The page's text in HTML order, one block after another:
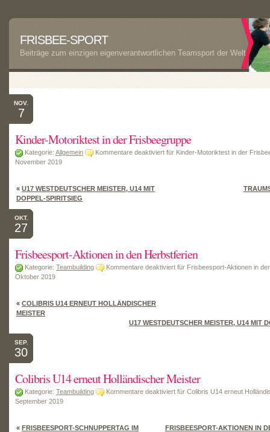
FRISBEE-SPORT
Beiträge zum einzigen eigenverantwortlichen Teamsport der Welt
NOV.
7
Kinder-Motoriktest in der Frisbeegruppe
Kategorie: Allgemein Kommentare deaktiviert für Kinder-Motoriktest in der
November 2019
« U17 WESTDEUTSCHER MEISTER, U14 MIT
DOPPEL-SPIRITSIEG
OKT.
27
Frisbeesport-Aktionen in den Herbstferien
Kategorie: Teambuilding Kommentare deaktiviert für Frisbeesport-Aktionen in
Oktober 2019
« COLIBRIS U14 ERNEUT HOLLÄNDISCHER
MEISTER
U17 WESTDEUTSCHER MEISTER, U14 MIT
SEP.
30
Colibris U14 erneut Holländischer Meister
Kategorie: Teambuilding Kommentare deaktiviert für Colibris U14 erneut
September 2019
« FRISBEESPORT-SCHNUPPERTAG IM
FRISBEESPORT-AKTIONEN IN